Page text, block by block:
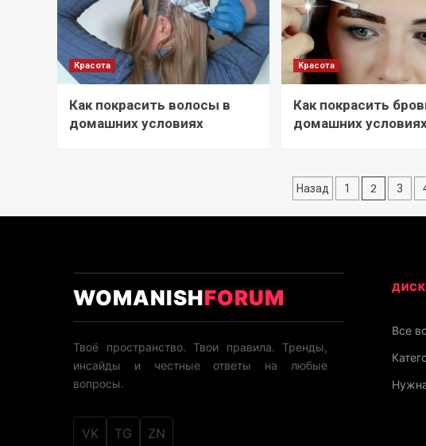
Красота
Как покрасить волосы в
домашних условиях
Красота
Как покрасить
домашних
Назад 1 2 3
WOMANISHFORUM
Твоё пространство. Твои правила. Тренды,
инсайды и честные ответы на любые
вопросы.
VK TG ZN
Все